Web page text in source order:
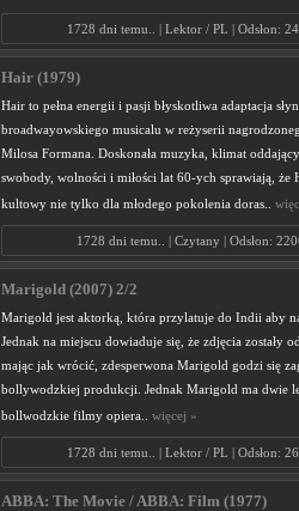
1728 dni temu.. | Lektor / PL | Odsłon:
Hair (1979)
Hair to pełna energii i pasji błyskotliwa adaptacja
broadwayowskiego musicalu w reżyserii
Milosa Formana. Doskonała muzyka, klimat
swobody, wolności i miłości lat 60-ych sprawiają, że
kultowy nie tylko dla młodego pokolenia doras..
1728 dni temu.. | Czytany | Odsłon:
Marigold (2007) 2/2
Marigold jest aktorką, która przylatuje do Indii aby
Jednak na miejscu dowiaduje się, że zdjęcia zostały
mając jak wrócić, zdesperwona Marigold godzi się
bollywodzkiej produkcji. Jednak Marigold ma dwie
bollwodzkie filmy opiera.. więcej »
1728 dni temu.. | Lektor / PL | Odsłon:
ABBA: The Movie / ABBA: Film (1977)